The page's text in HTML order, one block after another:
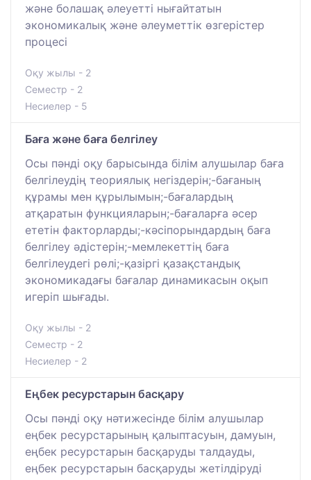
және болашақ әлеуетті нығайтатын
экономикалық және әлеуметтік өзгерістер
процесі
Оқу жылы - 2
Семестр - 2
Несиелер - 5
Баға және баға белгілеу
Осы пәнді оқу барысында білім алушылар баға
белгілеудің теориялық негіздерін;-бағаның
құрамы мен құрылымын;-бағалардың
атқаратын функцияларын;-бағаларға әсер
ететін факторларды;-кәсіпорындардың баға
белгілеу әдістерін;-мемлекеттің баға
белгілеудегі рөлі;-қазіргі қазақстандық
экономикадағы бағалар динамикасын оқып
игеріп шығады.
Оқу жылы - 2
Семестр - 2
Несиелер - 2
Еңбек ресурстарын басқару
Осы пәнді оқу нәтижесінде білім алушылар
еңбек ресурстарының қалыптасуын, дамуын,
еңбек ресурстарын басқаруды талдауды,
еңбек ресурстарын басқаруды жетілдіруді